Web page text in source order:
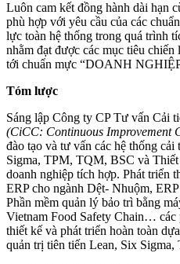
Luôn cam kết đồng hành dài hạn
phù hợp với yêu cầu của các
lực toàn hệ thống trong quá trình
nhằm đạt được các mục tiêu
tới chuẩn mực “DOANH
Tóm lược
Sáng lập Công ty CP Tư vấn Cải
(CiCC: Continuous Improvement
đào tạo và tư vấn các hệ thống
Sigma, TPM, TQM, BSC và
doanh nghiệp tích hợp. Phát triển
ERP cho ngành Dệt- Nhuộm,
Phần mềm quản lý bảo trì bằng
Vietnam Food Safety Chain… các
thiết kế và phát triển hoàn toàn
quản trị tiên tiến Lean, Six